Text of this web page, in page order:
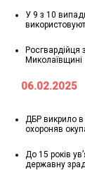
У 9 з 10
Росгвардійця
Миколаївщині
06.02.2025
ДБР викрило в
охороняв
До 15 років
державну